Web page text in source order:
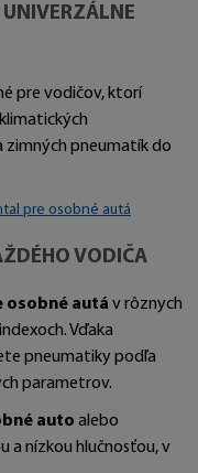
pre vodičov, ktorí
zimných pneumatík do
VODIČA
osobné autá v rôznych
Vďaka
pneumatiky podľa
parametrov.
auto alebo
a nízkou hlučnosťou, v